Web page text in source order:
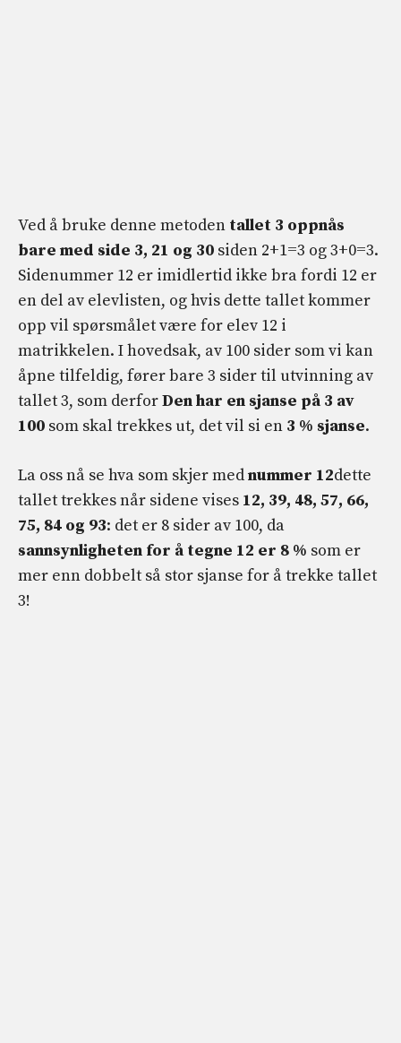
Ved å bruke denne metoden tallet 3 oppnås
bare med side 3, 21 og 30 siden 2+1=3 og 3+0=3.
Sidenummer 12 er imidlertid ikke bra fordi 12 er
en del av elevlisten, og hvis dette tallet kommer
opp vil spørsmålet være for elev 12 i
matrikkelen. I hovedsak, av 100 sider som vi kan
åpne tilfeldig, fører bare 3 sider til utvinning av
tallet 3, som derforDen har en sjanse på 3 av
100 som skal trekkes ut, det vil si en 3 % sjanse.
La oss nå se hva som skjer mednummer 12dette
tallet trekkes når sidene vises 12, 39, 48, 57, 66,
75, 84 og 93: det er 8 sider av 100, da
sannsynligheten for å tegne 12 er 8 % som er
mer enn dobbelt så stor sjanse for å trekke tallet
3!